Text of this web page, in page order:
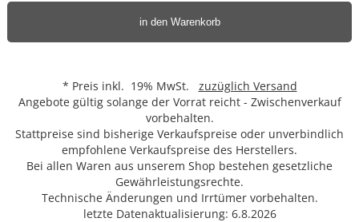
in den Warenkorb
* Preis inkl. 19% MwSt. zuzüglich Versand
Angebote gültig solange der Vorrat reicht - Zwischenverkauf
vorbehalten.
Stattpreise sind bisherige Verkaufspreise oder unverbindlich
empfohlene Verkaufspreise des Herstellers.
Bei allen Waren aus unserem Shop bestehen gesetzliche
Gewährleistungsrechte.
Technische Änderungen und Irrtümer vorbehalten.
letzte Datenaktualisierung: 6.8.2026